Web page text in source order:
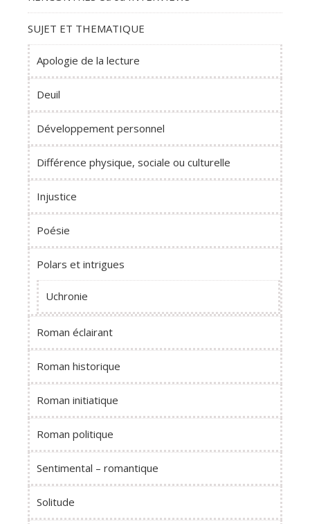
SUJET ET THEMATIQUE
Apologie de la lecture
Deuil
Développement personnel
Différence physique, sociale ou culturelle
Injustice
Poésie
Polars et intrigues
Uchronie
Roman éclairant
Roman historique
Roman initiatique
Roman politique
Sentimental – romantique
Solitude